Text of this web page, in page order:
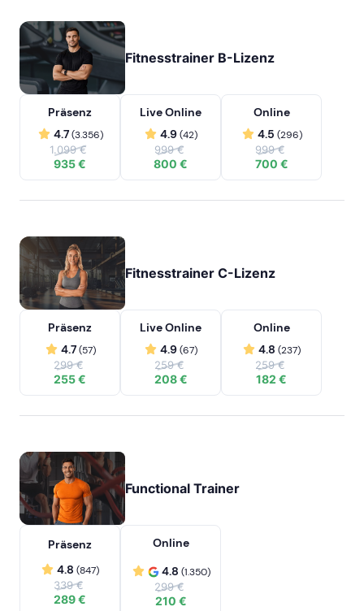
Fitnesstrainer B-Lizenz
Präsenz
4.7(3.356)
1.099 €
935 €
Live Online
4.9(42)
999 €
800 €
Online
4.5 (296)
999 €
700 €
Fitnesstrainer C-Lizenz
Präsenz
4.7(57)
299 €
255 €
Live Online
4.9(67)
259 €
208 €
Online
4.8 (237)
259 €
182 €
Functional Trainer
Präsenz
4.8 (847)
339 €
289 €
Online
4.8 (1.350)
299 €
210 €